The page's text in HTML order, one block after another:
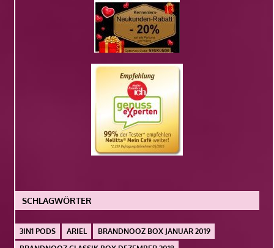
SCHLAGWÖRTER
3IN1 PODS ARIEL
BRANDNOOZ BOX JANUAR 2019